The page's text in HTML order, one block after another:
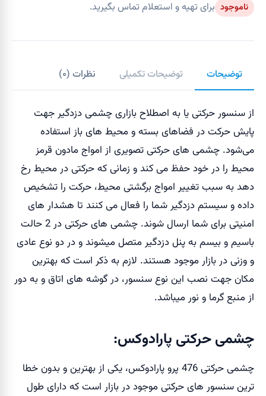
ناموجود برای تهیه و استعلام تماس بگیرید.
توضیحات توضیحات تکمیلی نظرات (۰)
از سنسور حرکتی یا به اصطلاح بازاری چشمی دزدگیر جهت
پایش حرکت در فضاهای بسته و محیط های باز استفاده
می‌شود. چشمی های حرکتی تصویری از امواج مادون قرمز
محیط را در خود حفظ می کند و زمانی که حرکتی در محیط رخ
دهد به سبب تغییر امواج برگشتی محیط، حرکت را تشخیص
داده و سیستم دزدگیر شما را فعال می کنند تا هشدار های
امنیتی برای شما ارسال شوند. چشمی های حرکتی در 2 حالت
باسیم و بیسم به پنل دزدگیر متصل میشوند و در دو نوع عادی
و وزنی در بازار موجود هستند. لازم به ذکر است که بهترین
مکان جهت نصب این نوع سنسور، در گوشه های اتاق و به دور
از منبع گرما و نور میباشد.
چشمی حرکتی پارادوکس:
چشمی حرکتی 476 پرو پارادوکس، یکی از بهترین و بدون خطا
ترین سنسور های حرکتی موجود در بازار است که دارای طول